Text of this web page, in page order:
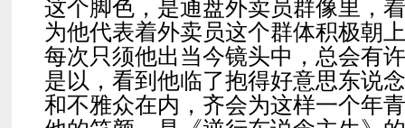
这个脚色，是通盘外卖员群像里，
为他代表着外卖员这个群体积极朝
每次只须他出当今镜头中，总会有
是以，看到他临了抱得好意思东说
和不雅众在内，齐会为这样一个年